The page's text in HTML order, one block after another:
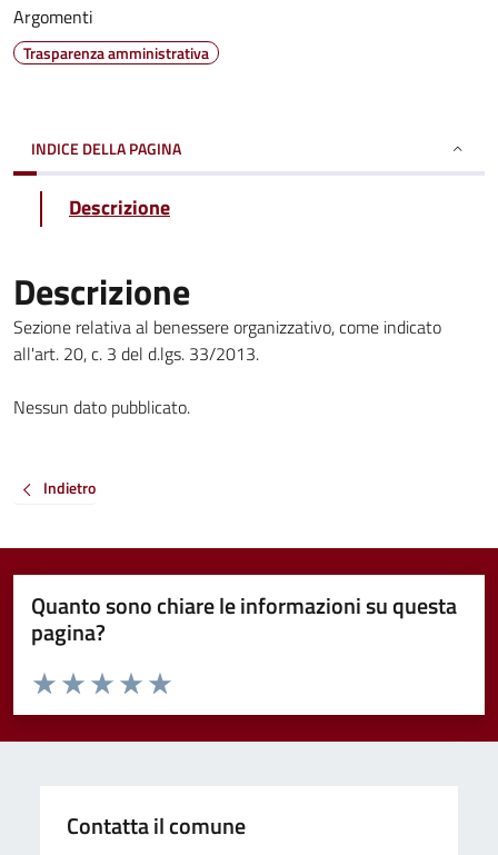
Argomenti
Trasparenza amministrativa
INDICE DELLA PAGINA
Descrizione
Descrizione
Sezione relativa al benessere organizzativo, come indicato
all'art. 20, c. 3 del d.lgs. 33/2013.
Nessun dato pubblicato.
Indietro
Quanto sono chiare le informazioni su questa
pagina?
Valuta da 1 a 5 stelle la pagina
Valuta 5 stelle su 5
Valuta 4 stelle su 5
Valuta 3 stelle su 5
Valuta 2 stelle su 5
Valuta 1 stelle su 5
Contatta il comune